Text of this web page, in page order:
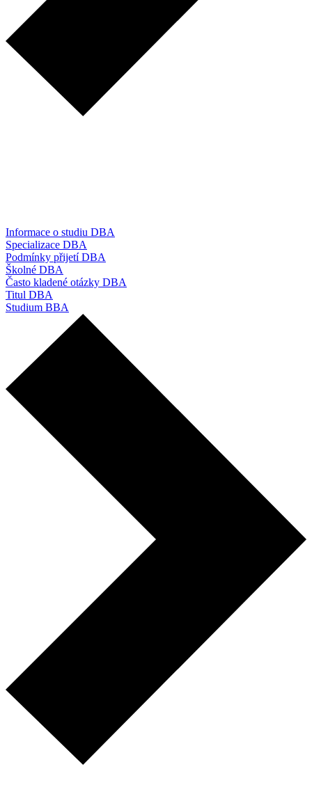
Informace o studiu DBA
Specializace DBA
Podmínky přijetí DBA
Školné DBA
Často kladené otázky DBA
Titul DBA
Studium BBA